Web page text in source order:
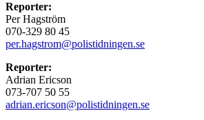
Reporter:
Per Hagström
070-329 80 45
per.hagstrom@polistidningen.se
Reporter:
Adrian Ericson
073-707 50 55
adrian.ericson@polistidningen.se